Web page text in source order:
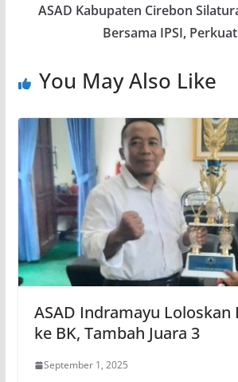
ASAD Kabupaten Cirebon
Bersama IPSI,
You May Also Like
ASAD Indramayu Loloskan
ke BK, Tambah Juara 3
September 1, 2025